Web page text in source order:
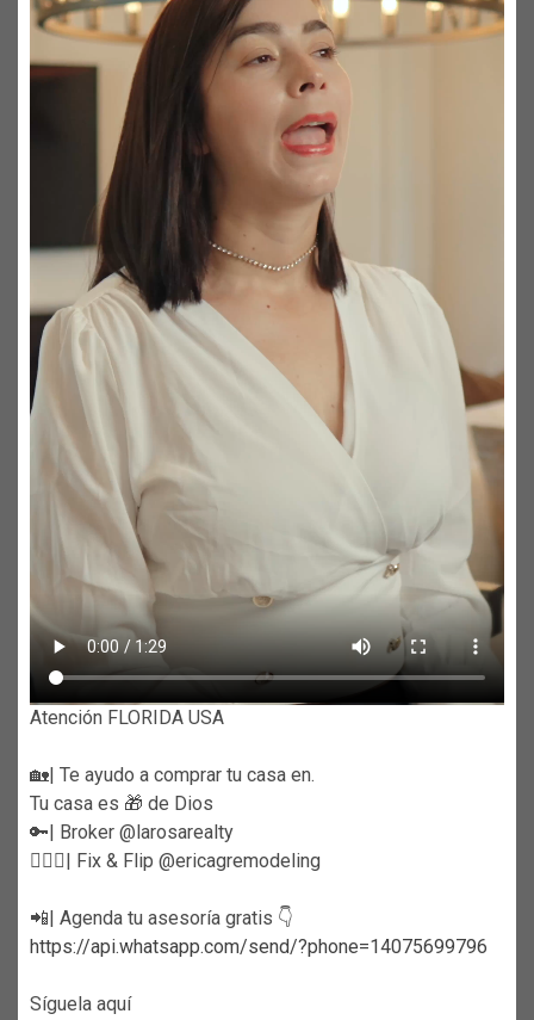
Atención FLORIDA USA
🏡| Te ayudo a comprar tu casa en.
Tu casa es 🎁 de Dios
🔑| Broker @larosarealty
👷🏼‍♀️| Fix & Flip @ericagremodeling
📲| Agenda tu asesoría gratis 👇
https://api.whatsapp.com/send/?phone=14075699796
Síguela aquí